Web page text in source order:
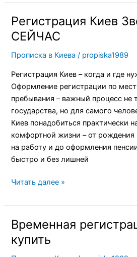
Регистрация Киев
СЕЙЧАС
Прописка в Киева / propiska1989
Регистрация Киев – когда и где
Оформление регистрации по
пребывания – важный процесс не
государства, но для самого
Киев понадобиться практически
комфортной жизни – от рождения
на работу и до оформления
быстро и без лишней
Регистрация
Киев
Звоните
СЕЙЧАС
Читать далее »
Временная
купить
Временная
в